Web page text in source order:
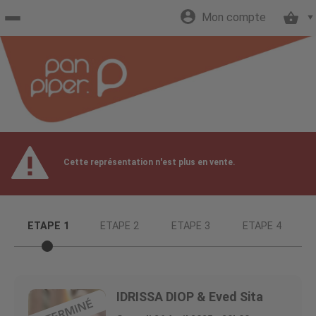
Accueil
billetterie
Site
officiel
Mon compte
Cette représentation n'est plus en vente.
ETAPE 1 ETAPE 2 ETAPE 3 ETAPE 4
IDRISSA DIOP & Eved Sita